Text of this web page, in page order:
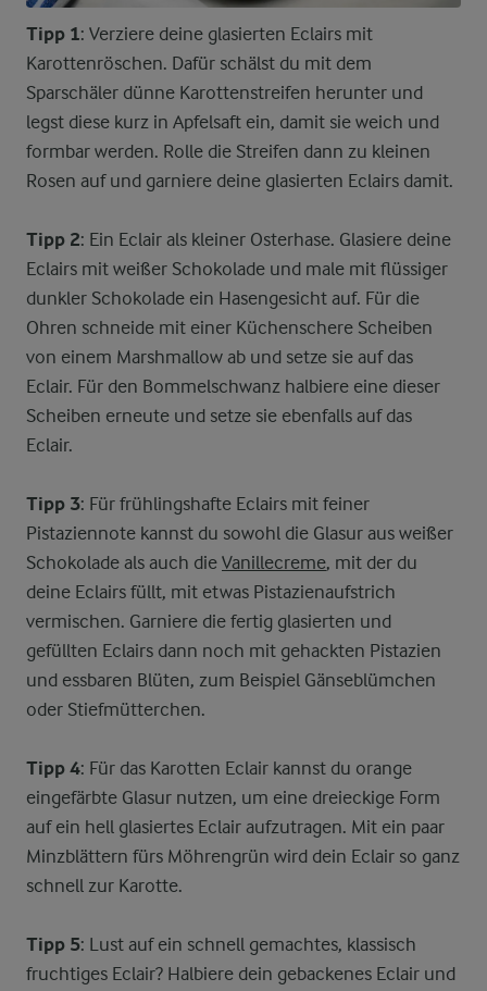
Tipp 1: Verziere deine glasierten Eclairs mit
Karottenröschen. Dafür schälst du mit dem
Sparschäler dünne Karottenstreifen herunter und
legst diese kurz in Apfelsaft ein, damit sie weich und
formbar werden. Rolle die Streifen dann zu kleinen
Rosen auf und garniere deine glasierten Eclairs damit.
Tipp 2: Ein Eclair als kleiner Osterhase. Glasiere deine
Eclairs mit weißer Schokolade und male mit flüssiger
dunkler Schokolade ein Hasengesicht auf. Für die
Ohren schneide mit einer Küchenschere Scheiben
von einem Marshmallow ab und setze sie auf das
Eclair. Für den Bommelschwanz halbiere eine dieser
Scheiben erneute und setze sie ebenfalls auf das
Eclair.
Tipp 3: Für frühlingshafte Eclairs mit feiner
Pistaziennote kannst du sowohl die Glasur aus weißer
Schokolade als auch die Vanillecreme, mit der du
deine Eclairs füllt, mit etwas Pistazienaufstrich
vermischen. Garniere die fertig glasierten und
gefüllten Eclairs dann noch mit gehackten Pistazien
und essbaren Blüten, zum Beispiel Gänseblümchen
oder Stiefmütterchen.
Tipp 4: Für das Karotten Eclair kannst du orange
eingefärbte Glasur nutzen, um eine dreieckige Form
auf ein hell glasiertes Eclair aufzutragen. Mit ein paar
Minzblättern fürs Möhrengrün wird dein Eclair so ganz
schnell zur Karotte.
Tipp 5: Lust auf ein schnell gemachtes, klassisch
fruchtiges Eclair? Halbiere dein gebackenes Eclair und